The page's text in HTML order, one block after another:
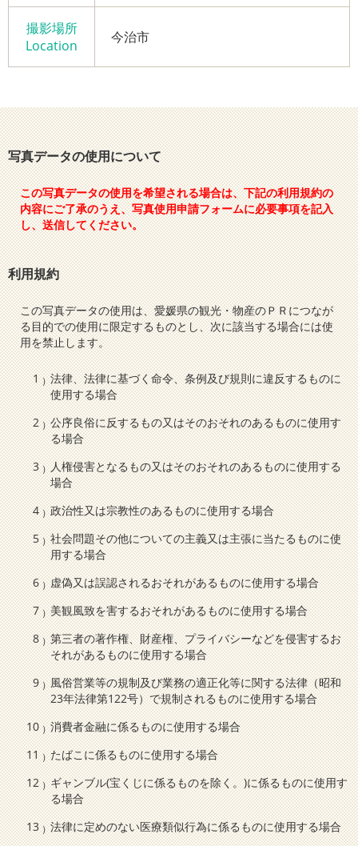
撮影場所
Location
今治市
写真データの使用について
この写真データの使用を希望される場合は、下記の利用規約の
内容にご了承のうえ、写真使用申請フォームに必要事項を記入
し、送信してください。
利用規約
この写真データの使用は、愛媛県の観光・物産のＰＲにつなが
る目的での使用に限定するものとし、次に該当する場合には使
用を禁止します。
法律、法律に基づく命令、条例及び規則に違反するものに
使用する場合
公序良俗に反するもの又はそのおそれのあるものに使用す
る場合
人権侵害となるもの又はそのおそれのあるものに使用する
場合
政治性又は宗教性のあるものに使用する場合
社会問題その他についての主義又は主張に当たるものに使
用する場合
虚偽又は誤認されるおそれがあるものに使用する場合
美観風致を害するおそれがあるものに使用する場合
第三者の著作権、財産権、プライバシーなどを侵害するお
それがあるものに使用する場合
風俗営業等の規制及び業務の適正化等に関する法律（昭和
23年法律第122号）で規制されるものに使用する場合
消費者金融に係るものに使用する場合
たばこに係るものに使用する場合
ギャンブル(宝くじに係るものを除く。)に係るものに使用す
る場合
法律に定めのない医療類似行為に係るものに使用する場合